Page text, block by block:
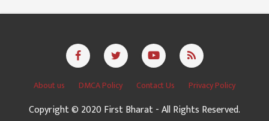
About us DMCA Policy Contact Us Privacy Policy
Copyright © 2020 First Bharat - All Rights Reserved.